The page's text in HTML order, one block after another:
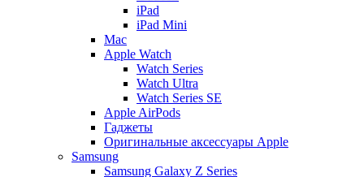
iPad
iPad Mini
Mac
Apple Watch
Watch Series
Watch Ultra
Watch Series SE
Apple AirPods
Гаджеты
Оригинальные аксессуары Apple
Samsung
Samsung Galaxy Z Series